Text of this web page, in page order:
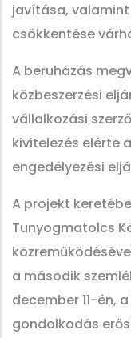
javítása,
csökkentése
A beruházás
közbeszerzési
vállalkozási
kivitelezés elérte
engedélyezési
A projekt
Tunyogmatolcs
a második
december 11-én,
gondolkodás